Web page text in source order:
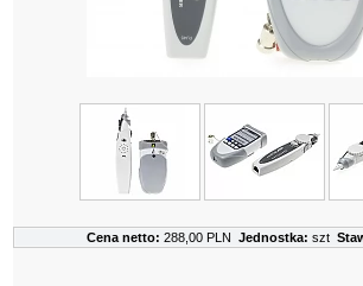
Cena netto: 288,00 PLN Jednostka: szt